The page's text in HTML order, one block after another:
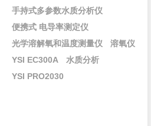
手持式多参数水质分析仪
便携式 电导率测定仪
光学溶解氧和温度测量仪
溶氧仪
YSI EC300A
水质分析
YSI PRO2030